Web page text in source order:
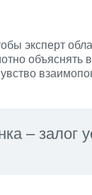
эксперт
объяснять
– залог